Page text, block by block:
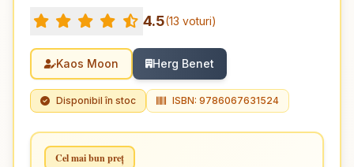
4.5(13 voturi)
Kaos Moon Herg Benet
Disponibil în stoc ISBN: 9786067631524
Cel mai bun preț